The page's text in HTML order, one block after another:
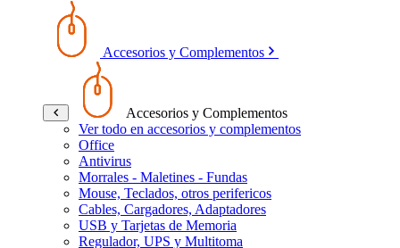
Accesorios y Complementos
Accesorios y Complementos
Ver todo en accesorios y complementos
Office
Antivirus
Morrales - Maletines - Fundas
Mouse, Teclados, otros perifericos
Cables, Cargadores, Adaptadores
USB y Tarjetas de Memoria
Regulador, UPS y Multitoma